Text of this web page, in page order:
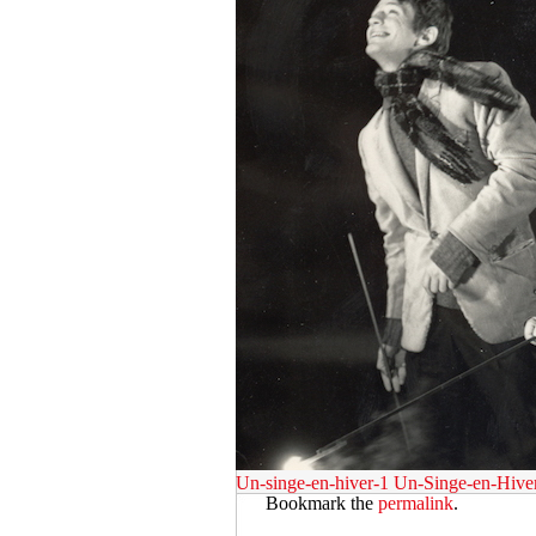
Un-singe-en-hiver-1 Un-Singe-en-
Bookmark the permalink.